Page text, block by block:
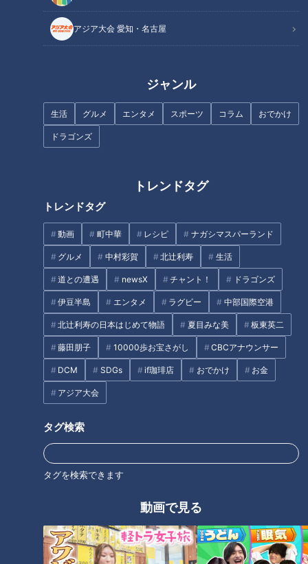
アジア大会 愛知・名古屋
ジャンル
生活 グルメ エンタメ スポーツ コラム おでかけ
ドラゴンズ
トレンドタグ
トレンドタグ
動画 町中華 レシピ ナガシマスパーランド
グルメ 中村彩賀 北辻利寿 生活
道との遭遇 newsX チャント！ ドラゴンズ
伊豆半島 エンタメ ラグビー 中部国際空港
北辻利寿の日本はじめて物語 夏目みな美 板東英二
藤田朋子 10000歩お宝さがし CBCアナウンサー
DCM SDGs if珈琲店 おでかけ お金
アジア大会
タグ検索
タグを検索できます
動画で見る
ン！
オススメ関連コンテンツ
ファンデーションいらずのツルツル肌に！源泉
100％かけ流し温泉
CBCテレビ『チャント！』
実は、若狭アナは「アクアイグニス」がオープンした直後にも
一度ロケで訪れたことがあるそう。今回は平日の午前11時に足
を運んでみると、老若男女でにぎわっている様子に驚きまし
訪れていた女性に、話を伺ってみると…。
（女性）
「一回来たらハマっちゃって、東京から来ています。（温泉に
入ると肌が）ツルツルになるんですよ。ここに来てから、ファ
ンデーションをぬらなくなった」
「アクアイグニス」といえば、施設内にある片岡温泉が有名で